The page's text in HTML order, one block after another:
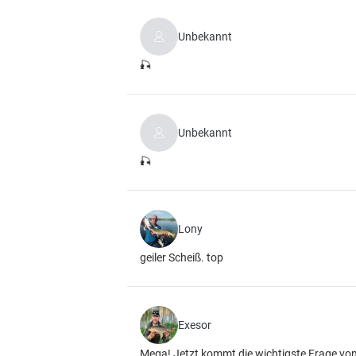
Unbekannt
🎣
Unbekannt
🎣
Lony
geiler Scheiß. top
Exesor